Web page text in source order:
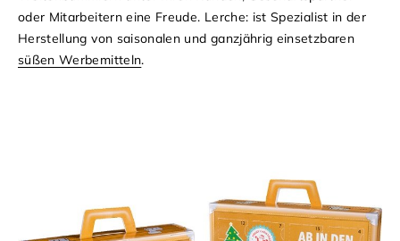
oder Mitarbeitern eine Freude. Lerche: ist Spezialist in der
Herstellung von saisonalen und ganzjährig einsetzbaren
süßen Werbemitteln.